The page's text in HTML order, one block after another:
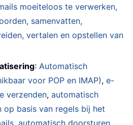
moeiteloos te verwerken,
samenvatten,
vertalen en opstellen van
: Automatisch
voor POP en IMAP),e-
verzenden,automatisch
op basis van regels bij het
,automatisch doorsturen